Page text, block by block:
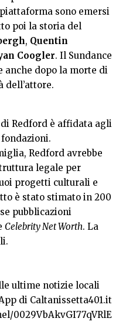
sono emersi
poi la storia del
, Quentin
Coogler. Il Sundance
dopo la morte di
dell’attore.
Redford è affidata agli
Redford avrebbe
legale per
progetti culturali e
è stato stimato in 200
pubblicazioni
Celebrity Net Worth. La
ultime notizie locali
di Caltanissetta401.it
0029VbAkvGI77qVRlE